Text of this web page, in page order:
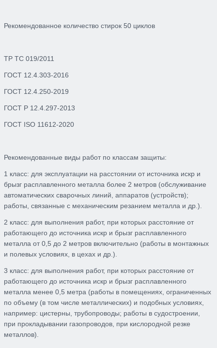
Рекомендованное количество стирок 50 циклов
ТР ТС 019/2011
ГОСТ 12.4.303-2016
ГОСТ 12.4.250-2019
ГОСТ Р 12.4.297-2013
ГОСТ ISO 11612-2020
Рекомендованные виды работ по классам защиты:
1 класс: для эксплуатации на расстоянии от источника искр и
брызг расплавленного металла более 2 метров (обслуживание
автоматических сварочных линий, аппаратов (устройств);
работы, связанные с механическим резанием металла и др.).
2 класс: для выполнения работ, при которых расстояние от
работающего до источника искр и брызг расплавленного
металла от 0,5 до 2 метров включительно (работы в монтажных
и полевых условиях, в цехах и др.).
3 класс: для выполнения работ, при которых расстояние от
работающего до источника искр и брызг расплавленного
металла менее 0,5 метра (работы в помещениях, ограниченных
по объему (в том числе металлических) и подобных условиях,
например: цистерны, трубопроводы; работы в судостроении,
при прокладывании газопроводов, при кислородной резке
металлов).